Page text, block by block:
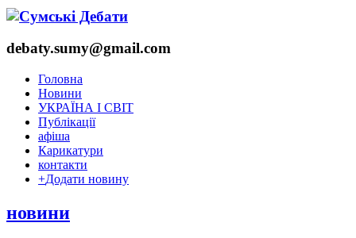
debaty.sumy@gmail.com
Головна
Новини
УКРАЇНА І СВІТ
Публікації
афіша
Карикатури
контакти
+Додати новину
новини